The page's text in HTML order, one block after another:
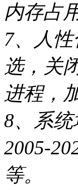
内存占
7、人
选，关
进程，
8、系
2005-
等。